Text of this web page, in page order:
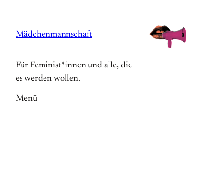
springen
Mädchenmannschaft
Für Feminist*innen und alle, die
es werden wollen.
Menü